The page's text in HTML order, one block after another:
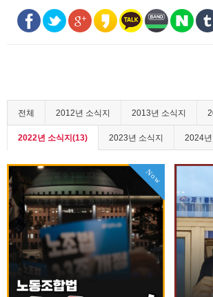
전체 2012년 소식지 2013년 소식지
2022년 소식지(13) 2023년 소식지 2024년
Now